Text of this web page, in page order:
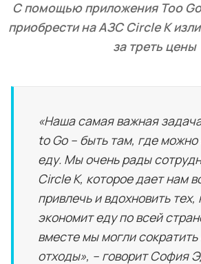
С помощью приложения Too
приобрести на АЗС Circle K
за треть цены
«Наша самая важная
to Go – быть там, где можно
еду. Мы очень рады
Circle K, которое дает нам
привлечь и вдохновить тех,
экономит еду по всей
вместе мы могли
отходы», – говорит София